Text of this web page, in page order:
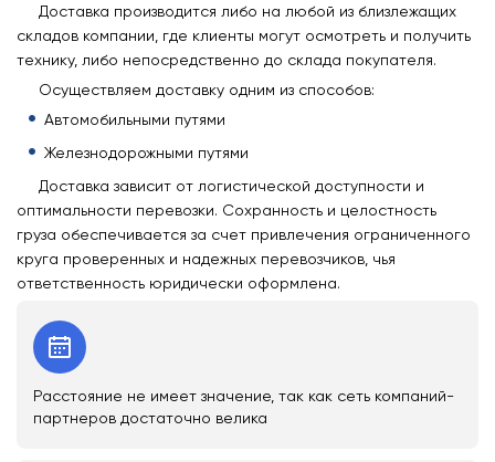
Доставка производится либо на любой из близлежащих
складов компании, где клиенты могут осмотреть и получить
технику, либо непосредственно до склада покупателя.
Осуществляем доставку одним из способов:
Автомобильными путями
Железнодорожными путями
Доставка зависит от логистической доступности и
оптимальности перевозки. Сохранность и целостность
груза обеспечивается за счет привлечения ограниченного
круга проверенных и надежных перевозчиков, чья
ответственность юридически оформлена.
Расстояние не имеет значение, так как сеть компаний-
партнеров достаточно велика